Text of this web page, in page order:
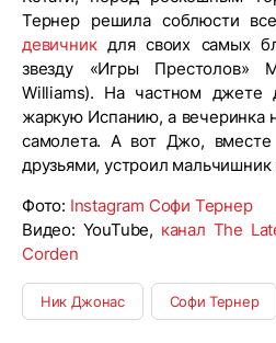
Тернер решила соблюсти
девичникдля своих самых
звезду «Игры Престолов»
Williams). На частном джете
жаркую Испанию, а вечеринка
самолета. А вот Джо,
друзьями, устроил
Фото: Instagram Софи Тернер
Видео: YouTube, канал The
Corden
Ник Джонас Софи Тернер